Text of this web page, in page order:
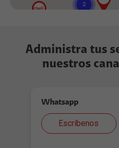
Administra tus
nuestros
Whatsapp
Escríbenos